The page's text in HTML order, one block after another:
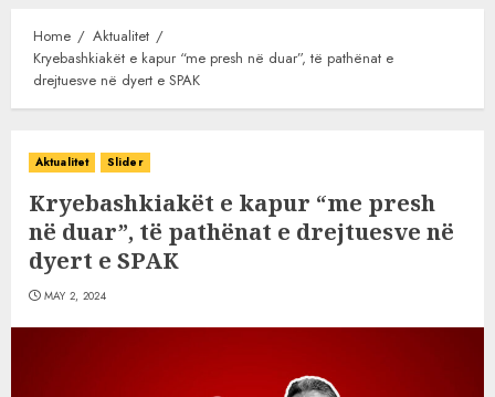
Home
Aktualitet
Kryebashkiakët e kapur “me presh në duar”, të pathënat e
drejtuesve në dyert e SPAK
Aktualitet Slider
Kryebashkiakët e kapur “me presh
në duar”, të pathënat e drejtuesve në
dyert e SPAK
MAY 2, 2024